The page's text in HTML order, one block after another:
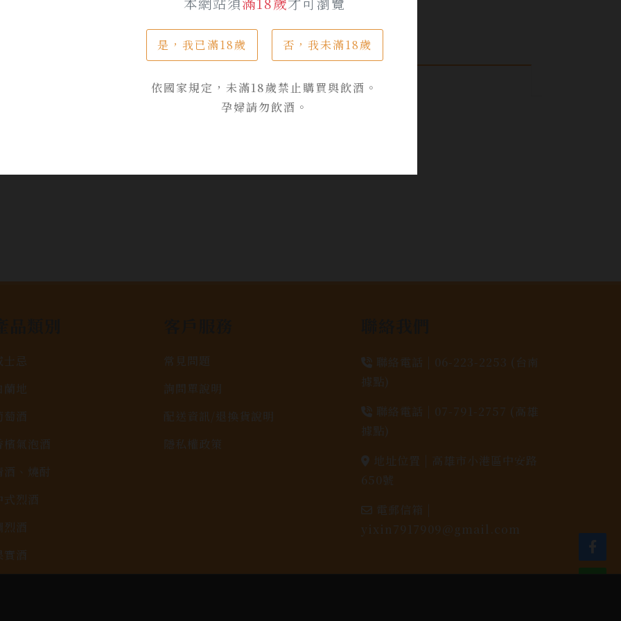
是，我已滿18歲 否，我未滿18歲
依國家規定，未滿18歲禁止購買與飲酒。
孕婦請勿飲酒。
品牌專區
士忌
蘭地
萄酒
檳氣泡酒
酒、燒酎
式烈酒
烈酒
實酒
常見問題
詢問單說明
配送資訊/退換貨說明
隱私權政策
聯絡電話 | 06-223-2253 (台南
據點)
聯絡電話 | 07-791-2757 (高雄
據點)
地址位置 | 高雄市小港區中安路
650號
電郵信箱 |
yixin7917909@gmail.com